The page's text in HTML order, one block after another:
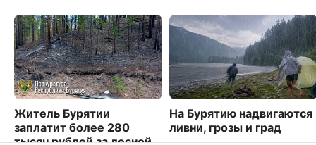
Житель Бурятии
заплатит более 280
тысяч рублей за лесной
На Бурятию надвигаются
ливни, грозы и град